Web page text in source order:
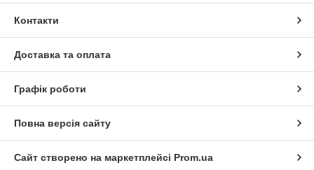
Контакти
Доставка та оплата
Графік роботи
Повна версія сайту
Сайт створено на маркетплейсі Prom.ua